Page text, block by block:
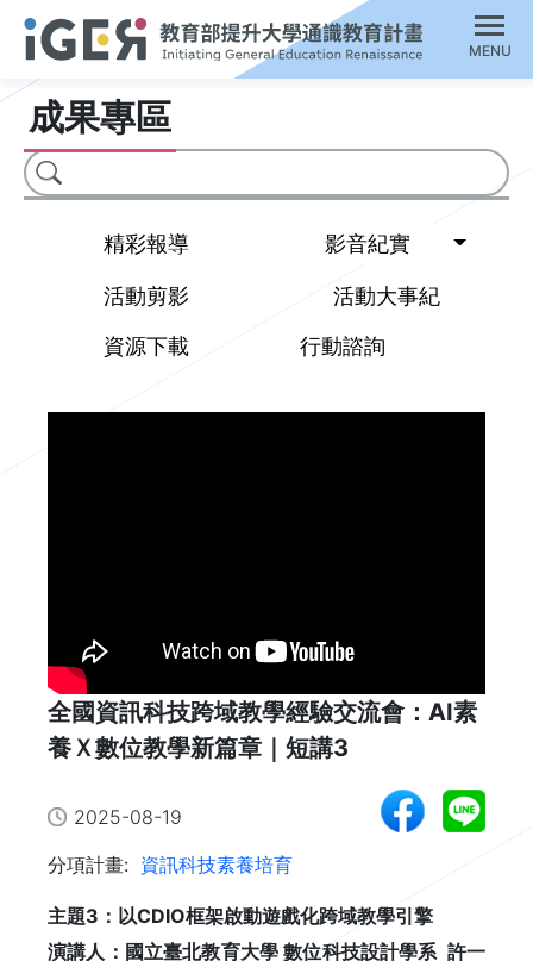
MENU
成果專區
搜尋
精彩報導 影音紀實
活動剪影
活動大事紀
資源下載
行動諮詢
全國資訊科技跨域教學經驗交流會：AI素
養Ｘ數位教學新篇章｜短講3
2025-08-19
分項計畫: 資訊科技素養培育
主題3：以CDIO框架啟動遊戲化跨域教學引擎
演講人：國立臺北教育大學 數位科技設計學系 許一